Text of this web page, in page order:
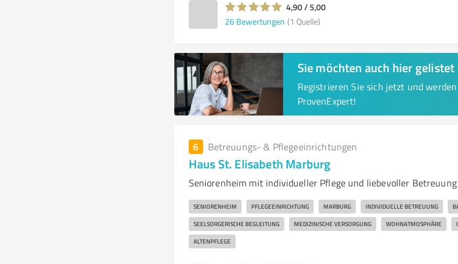
4,90 / 5,00
26 Bewertungen (1 Quelle)
Sie möchten auch hier gelistet
Registrieren Sie sich jetzt und
ProvenExpert!
6 Betreuungs- & Pflegeeinrichtungen
Haus St. Elisabeth Marburg
Seniorenheim mit individueller Pflege und liebevoller
SENIORENHEIM PFLEGEEINRICHTUNG MARBURG INDIVIDUELLE BETREUUNG
SEELSORGERISCHE BEGLEITUNG MEDIZINISCHE VERSORGUNG WOHNATMOSPHÄRE
ALTENPFLEGE